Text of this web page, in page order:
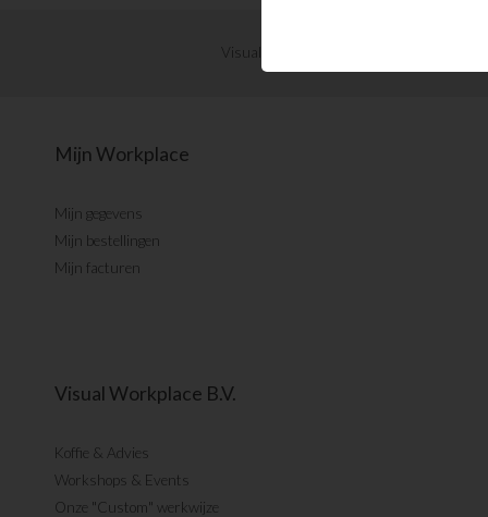
Visual Management updates ontvangen?
Mijn Workplace
Mijn gegevens
Mijn bestellingen
Mijn facturen
Visual Workplace B.V.
Koffie & Advies
Workshops & Events
Onze "Custom" werkwijze